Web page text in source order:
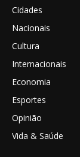
Cidades
Nacionais
Cultura
Internacionais
Economia
Esportes
Opinião
Vida & Saúde